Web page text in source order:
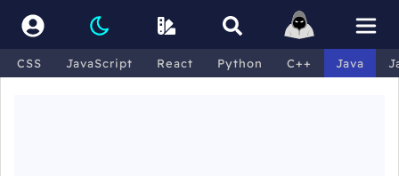
CSS JavaScript React Python C++ Java